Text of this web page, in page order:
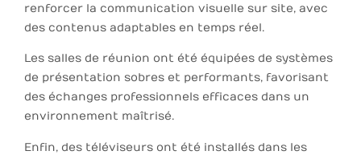
renforcer la communication visuelle sur site, avec
des contenus adaptables en temps réel.
Les salles de réunion ont été équipées de systèmes
de présentation sobres et performants, favorisant
des échanges professionnels efficaces dans un
environnement maîtrisé.
Enfin, des téléviseurs ont été installés dans les